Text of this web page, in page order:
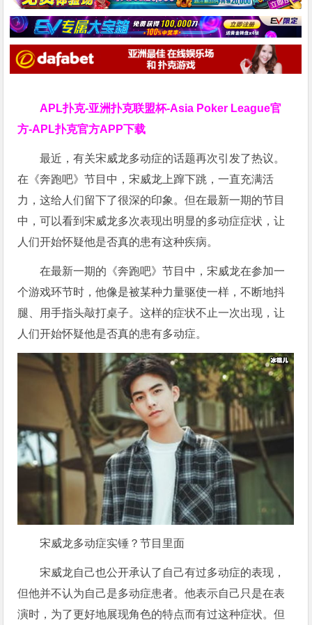
APL扑克-亚洲扑克联盟杯-Asia Poker League官
方-APL扑克官方APP下载
最近，有关宋威龙多动症的话题再次引发了热议。
在《奔跑吧》节目中，宋威龙上蹿下跳，一直充满活
力，这给人们留下了很深的印象。但在最新一期的节目
中，可以看到宋威龙多次表现出明显的多动症症状，让
人们开始怀疑他是否真的患有这种疾病。
在最新一期的《奔跑吧》节目中，宋威龙在参加一
个游戏环节时，他像是被某种力量驱使一样，不断地抖
腿、用手指头敲打桌子。这样的症状不止一次出现，让
人们开始怀疑他是否真的患有多动症。
宋威龙多动症实锤？节目里面
宋威龙自己也公开承认了自己有过多动症的表现，
但他并不认为自己是多动症患者。他表示自己只是在表
演时，为了更好地展现角色的特点而有过这种症状。但